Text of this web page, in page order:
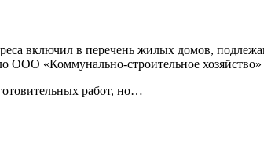
включил в перечень жилых домов,
ООО «Коммунально-строительное
работ, но…